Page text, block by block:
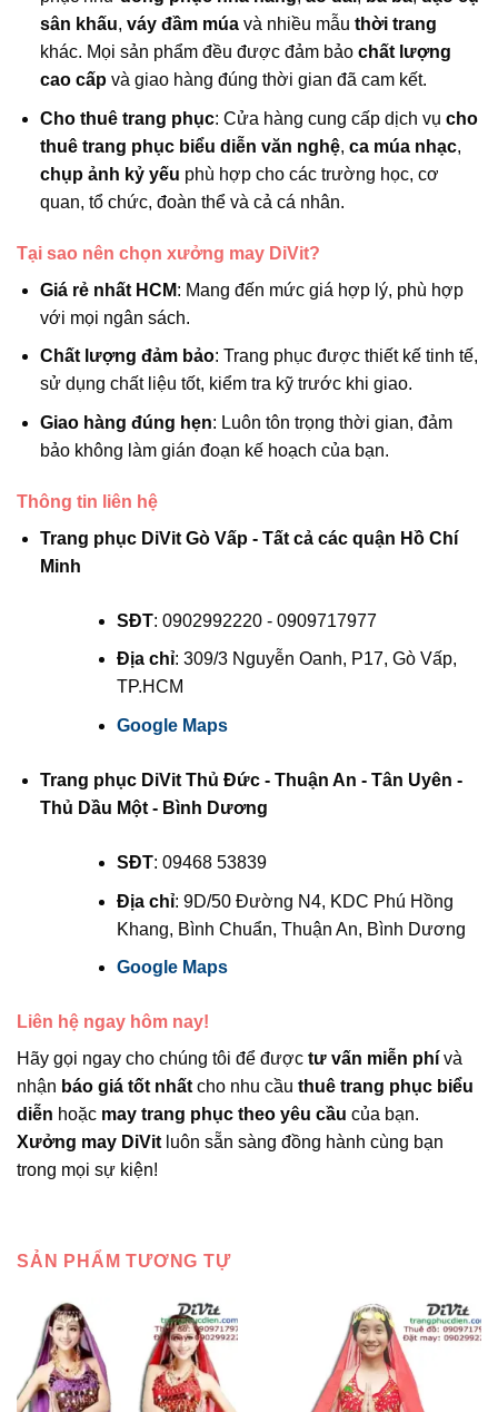
sân khấu, váy đầm múavà nhiều mẫu thời trang
khác. Mọi sản phẩm đều được đảm bảo chất lượng
cao cấpvà giao hàng đúng thời gian đã cam kết.
Cho thuê trang phục: Cửa hàng cung cấp dịch vụ cho
thuê trang phục biểu diễn văn nghệ, ca múa nhạc,
chụp ảnh kỷ yếu phù hợp cho các trường học, cơ
quan, tổ chức, đoàn thể và cả cá nhân.
Tại sao nên chọn xưởng may DiVit?
Giá rẻ nhất HCM: Mang đến mức giá hợp lý, phù hợp
với mọi ngân sách.
Chất lượng đảm bảo: Trang phục được thiết kế tinh tế,
sử dụng chất liệu tốt, kiểm tra kỹ trước khi giao.
Giao hàng đúng hẹn: Luôn tôn trọng thời gian, đảm
bảo không làm gián đoạn kế hoạch của bạn.
Thông tin liên hệ
Trang phục DiVit Gò Vấp - Tất cả các quận Hồ Chí
Minh
SĐT: 0902992220 - 0909717977
Địa chỉ: 309/3 Nguyễn Oanh, P17, Gò Vấp,
TP.HCM
Google Maps
Trang phục DiVit Thủ Đức - Thuận An - Tân Uyên -
Thủ Dầu Một - Bình Dương
SĐT: 09468 53839
Địa chỉ: 9D/50 Đường N4, KDC Phú Hồng
Khang, Bình Chuẩn, Thuận An, Bình Dương
Google Maps
Liên hệ ngay hôm nay!
Hãy gọi ngay cho chúng tôi để được tư vấn miễn phí và
nhận báo giá tốt nhất cho nhu cầu thuê trang phục biểu
diễn hoặc may trang phục theo yêu cầu của bạn.
Xưởng may DiVit luôn sẵn sàng đồng hành cùng bạn
trong mọi sự kiện!
SẢN PHẨM TƯƠNG TỰ